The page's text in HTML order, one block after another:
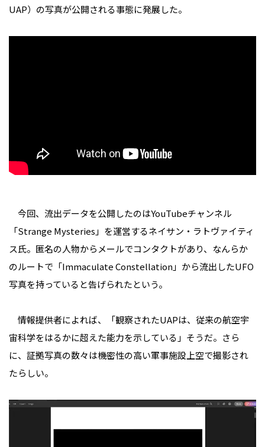
UAP）の写真が公開される事態に発展した。
今回、流出データを公開したのはYouTubeチャンネル
「Strange Mysteries」を運営するネイサン・ラトヴァイティ
ス氏。匿名の人物からメールでコンタクトがあり、なんらか
のルートで「Immaculate Constellation」から流出したUFO
写真を持っていると告げられたという。
情報提供者によれば、「観察されたUAPは、従来の航空宇
宙科学をはるかに超えた能力を示している」そうだ。さら
に、証拠写真の数々は機密性の高い軍事施設上空で撮影され
たらしい。